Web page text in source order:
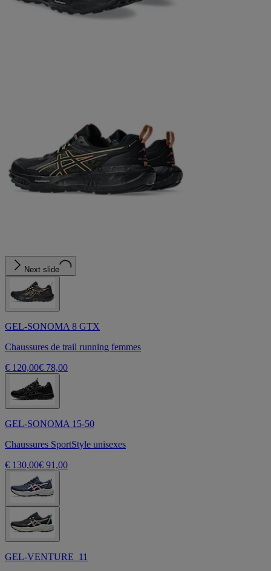
Next slide
GEL-SONOMA 8 GTX
Chaussures de trail running femmes
€ 120,00€ 78,00
GEL-SONOMA 15-50
Chaussures SportStyle unisexes
€ 130,00€ 91,00
GEL-VENTURE 11